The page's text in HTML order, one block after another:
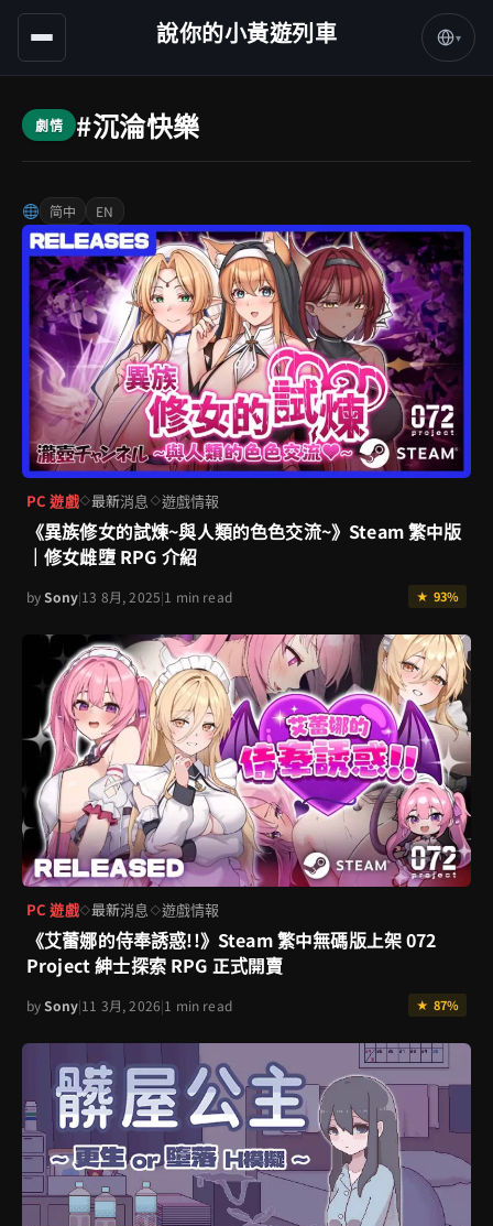
說你的小黃遊列車 ▾
劇情 #沉淪快樂
简中 EN
PC 遊戲◇最新消息 ◇遊戲情報
《異族修女的試煉~與人類的色色交流~》Steam 繁中版
｜修女雌墮 RPG 介紹
bySony|13 8月, 2025|1 min read ★ 93%
PC 遊戲◇最新消息 ◇遊戲情報
《艾蕾娜的侍奉誘惑!!》Steam 繁中無碼版上架 072
Project 紳士探索 RPG 正式開賣
bySony|11 3月, 2026|1 min read ★ 87%